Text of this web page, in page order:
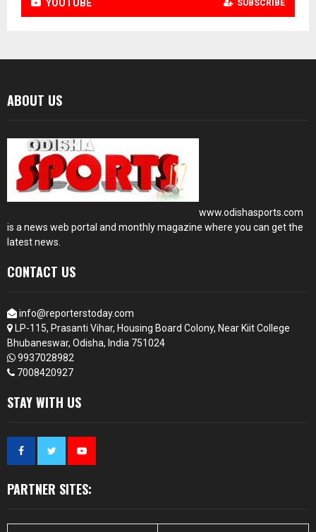
YOUTUBE SUBSCRIBE
ABOUT US
www.odishasports.com
is a news web portal and monthly magazine where you can get the
latest news.
CONTACT US
info@reporterstoday.com
LP-115, Prasanti Vihar, Housing Board Colony, Near Kiit College
Bhubaneswar, Odisha, India 751024
9937028982
7008420927
STAY WITH US
PARTNER SITES: